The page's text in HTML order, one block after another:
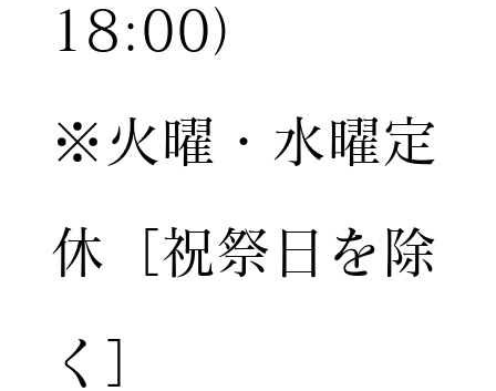
18:00）
※火曜・水曜定
休［祝祭日を除
く］